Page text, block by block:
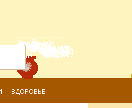
ЗДОРОВЬЕ